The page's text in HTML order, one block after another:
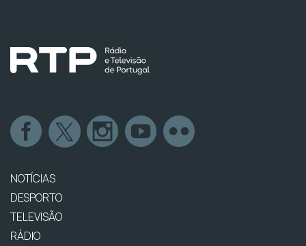
NOTÍCIAS
DESPORTO
TELEVISÃO
RÁDIO